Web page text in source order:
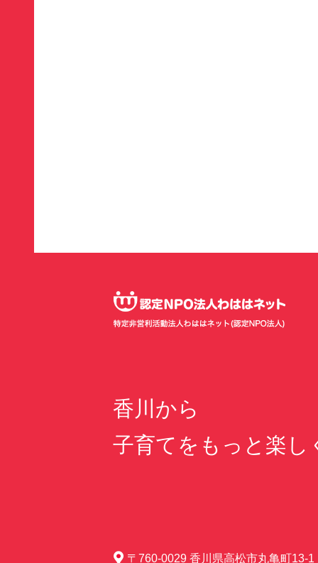
香川から
子育てをもっと楽し
〒760-0029 香川県高松市丸亀町13-